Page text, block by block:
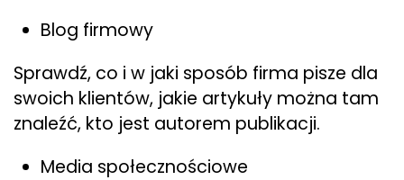
Blog firmowy
Sprawdź, co i w jaki sposób firma pisze dla
swoich klientów, jakie artykuły można tam
znaleźć, kto jest autorem publikacji.
Media społecznościowe